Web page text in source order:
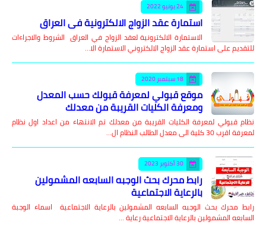
24 يونيو 2022
استمارة عقد الزواج الالكترونية في العراق
الاستمارة الالكترونية لعقد الزواج في العراق الشروط والاجراءات
للتقديم على استمارة عقد الزواج الالكتروني الاستمارة الا…
18 سبتمبر 2020
موقع قبولي لمعرفة قبولك حسب المعدل
ومعرفة الكليات القريبة من معدلك
نظام قبولي لمعرفة الكليات القريبة من معدلك تم الانتهاء من اعداد اول نظام
لمعرفة اقرب 30 كلية الى معدل الطالب النظام ال…
30 أكتوبر 2023
رابط محرك بحث الوجبه السابعه المشمولين
بالرعاية الاجتماعية
رابط محرك بحث الوجبه السابعه المشمولين بالرعاية الاجتماعية اسماء الوجبة
السابعه المشمولين بالرعاية الاجتماعية رعاية …